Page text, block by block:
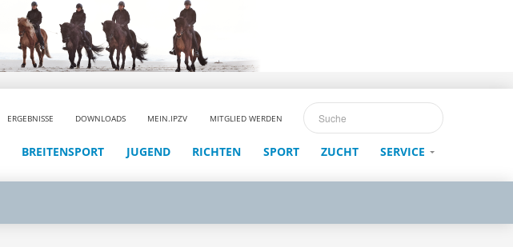
ERGEBNISSE DOWNLOADS MEIN.IPZV MITGLIED WERDEN
BREITENSPORT JUGEND RICHTEN SPORT ZUCHT SERVICE